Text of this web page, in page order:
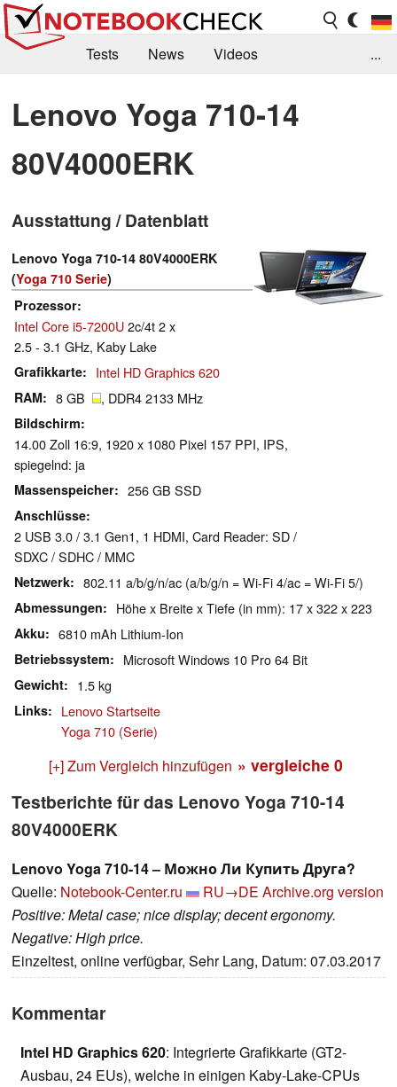
Tests News
Videos
Kaufberatung
Deals Suche
Jobs
Forum
...
Lenovo Yoga 710-14
80V4000ERK
Ausstattung / Datenblatt
Lenovo Yoga 710-14 80V4000ERK
(Yoga 710 Serie)
Prozessor
Intel Core i5-7200U2c/4t 2 x
2.5 - 3.1 GHz, Kaby Lake
Grafikkarte Intel HD Graphics 620
RAM 8 GB , DDR4 2133 MHz
Bildschirm
14.00 Zoll 16:9, 1920 x 1080 Pixel 157 PPI, IPS,
spiegelnd: ja
Massenspeicher 256 GB SSD
Anschlüsse
2 USB 3.0 / 3.1 Gen1, 1 HDMI, Card Reader: SD /
SDXC / SDHC / MMC
Netzwerk 802.11 a/b/g/n/ac (a/b/g/n = Wi-Fi 4/ac = Wi-Fi 5/)
Abmessungen Höhe x Breite x Tiefe (in mm): 17 x 322 x 223
Akku 6810 mAh Lithium-Ion
Betriebssystem Microsoft Windows 10 Pro 64 Bit
Gewicht 1.5 kg
Links
Lenovo Startseite
Yoga 710 (Serie)
[+] Zum Vergleich hinzufügen » vergleiche 0
Testberichte für das Lenovo Yoga 710-14
80V4000ERK
Lenovo Yoga 710-14 – Можно Ли Купить Друга?
Quelle: Notebook-Center.ru RU→DE Archive.org version
Positive: Metal case; nice display; decent ergonomy.
Negative: High price.
Einzeltest, online verfügbar, Sehr Lang, Datum: 07.03.2017
Kommentar
Intel HD Graphics 620: Integrierte Grafikkarte (GT2-
Ausbau, 24 EUs), welche in einigen Kaby-Lake-CPUs